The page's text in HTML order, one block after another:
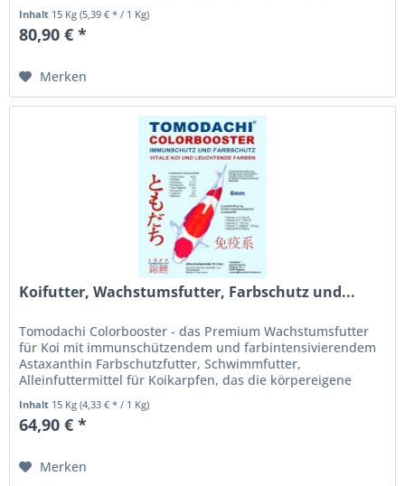
Inhalt 15 Kg(5,39 € * / 1 Kg)
80,90 € *
Merken
Koifutter, Wachstumsfutter, Farbschutz und...
Tomodachi Colorbooster - das Premium Wachstumsfutter
für Koi mit immunschützendem und farbintensivierendem
Astaxanthin Farbschutzfutter, Schwimmfutter,
Alleinfuttermittel für Koikarpfen, das die körpereigene
Inhalt 15 Kg(4,33 € * / 1 Kg)
64,90 € *
Merken